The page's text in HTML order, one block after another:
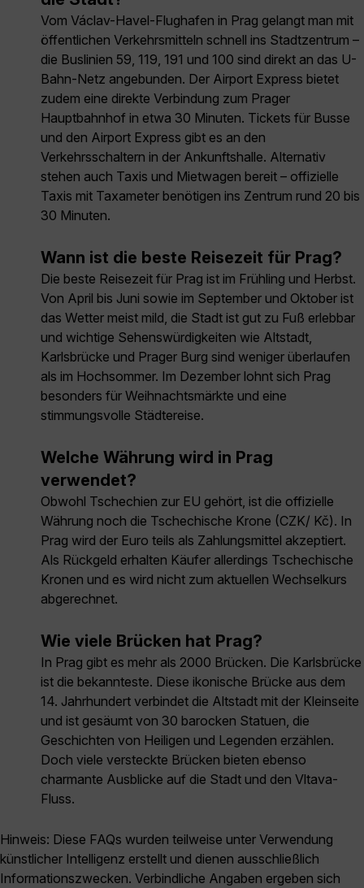
Vom Václav-Havel-Flughafen in Prag gelangt man mit
öffentlichen Verkehrsmitteln schnell ins Stadtzentrum –
die Buslinien 59, 119, 191 und 100 sind direkt an das U-
Bahn-Netz angebunden. Der Airport Express bietet
zudem eine direkte Verbindung zum Prager
Hauptbahnhof in etwa 30 Minuten. Tickets für Busse
und den Airport Express gibt es an den
Verkehrsschaltern in der Ankunftshalle. Alternativ
stehen auch Taxis und Mietwagen bereit – offizielle
Taxis mit Taxameter benötigen ins Zentrum rund 20 bis
30 Minuten.
Wann ist die beste Reisezeit für Prag?
Die beste Reisezeit für Prag ist im Frühling und Herbst.
Von April bis Juni sowie im September und Oktober ist
das Wetter meist mild, die Stadt ist gut zu Fuß erlebbar
und wichtige Sehenswürdigkeiten wie Altstadt,
Karlsbrücke und Prager Burg sind weniger überlaufen
als im Hochsommer. Im Dezember lohnt sich Prag
besonders für Weihnachtsmärkte und eine
stimmungsvolle Städtereise.
Welche Währung wird in Prag
verwendet?
Obwohl Tschechien zur EU gehört, ist die offizielle
Währung noch die Tschechische Krone (CZK/ Kč). In
Prag wird der Euro teils als Zahlungsmittel akzeptiert.
Als Rückgeld erhalten Käufer allerdings Tschechische
Kronen und es wird nicht zum aktuellen Wechselkurs
abgerechnet.
Wie viele Brücken hat Prag?
In Prag gibt es mehr als 2000 Brücken. Die Karlsbrücke
ist die bekannteste. Diese ikonische Brücke aus dem
14. Jahrhundert verbindet die Altstadt mit der Kleinseite
und ist gesäumt von 30 barocken Statuen, die
Geschichten von Heiligen und Legenden erzählen.
Doch viele versteckte Brücken bieten ebenso
charmante Ausblicke auf die Stadt und den Vltava-
Fluss.
Hinweis: Diese FAQs wurden teilweise unter Verwendung
künstlicher Intelligenz erstellt und dienen ausschließlich
Informationszwecken. Verbindliche Angaben ergeben sich